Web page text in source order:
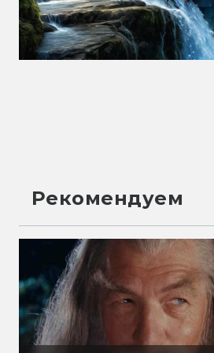
Рекомендуем